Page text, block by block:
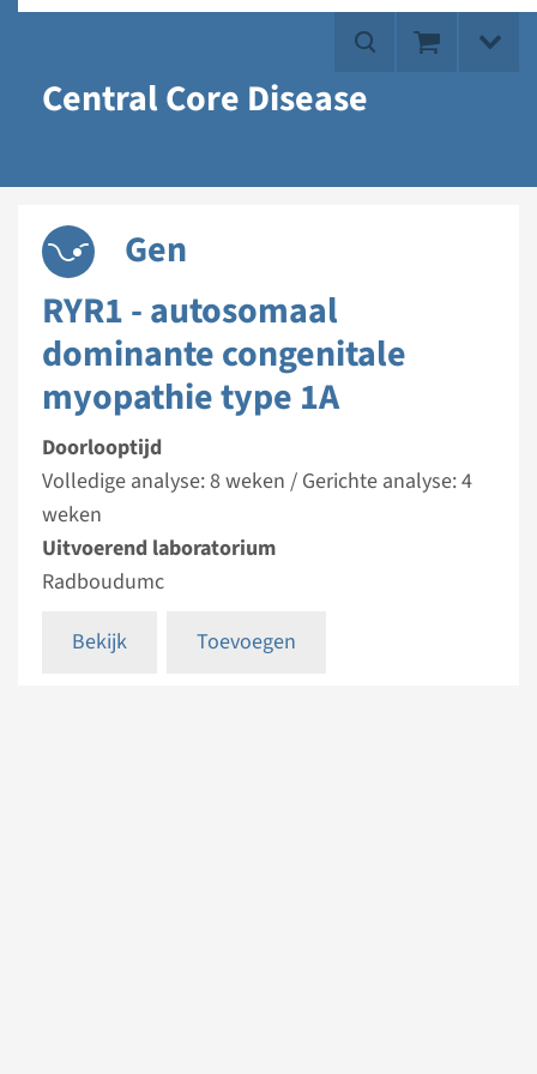
Central Core Disease
Gen
RYR1 - autosomaal
dominante congenitale
myopathie type 1A
Doorlooptijd
Volledige analyse: 8 weken / Gerichte analyse: 4
weken
Uitvoerend laboratorium
Radboudumc
Bekijk
Toevoegen